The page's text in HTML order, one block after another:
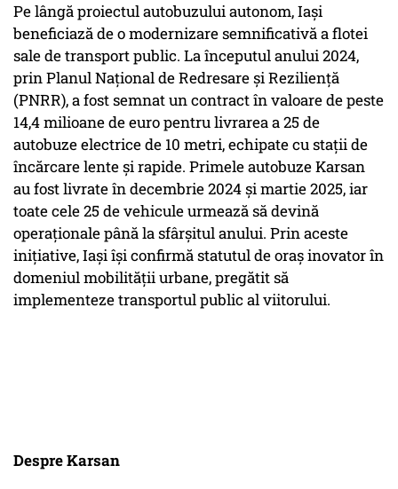
Pe lângă proiectul autobuzului autonom, Iași
beneficiază de o modernizare semnificativă a flotei
sale de transport public. La începutul anului 2024,
prin Planul Național de Redresare și Reziliență
(PNRR), a fost semnat un contract în valoare de peste
14,4 milioane de euro pentru livrarea a 25 de
autobuze electrice de 10 metri, echipate cu stații de
încărcare lente și rapide. Primele autobuze Karsan
au fost livrate în decembrie 2024 și martie 2025, iar
toate cele 25 de vehicule urmează să devină
operaționale până la sfârșitul anului. Prin aceste
inițiative, Iași își confirmă statutul de oraș inovator în
domeniul mobilității urbane, pregătit să
implementeze transportul public al viitorului.
Despre Karsan